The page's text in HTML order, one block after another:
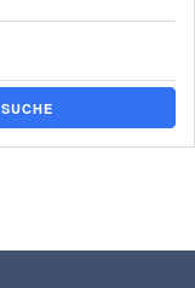
SUCHE